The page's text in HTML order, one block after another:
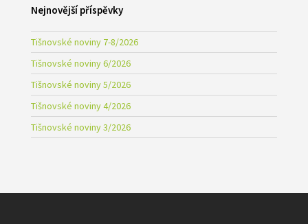
Nejnovější příspěvky
Tišnovské noviny 7-8/2026
Tišnovské noviny 6/2026
Tišnovské noviny 5/2026
Tišnovské noviny 4/2026
Tišnovské noviny 3/2026